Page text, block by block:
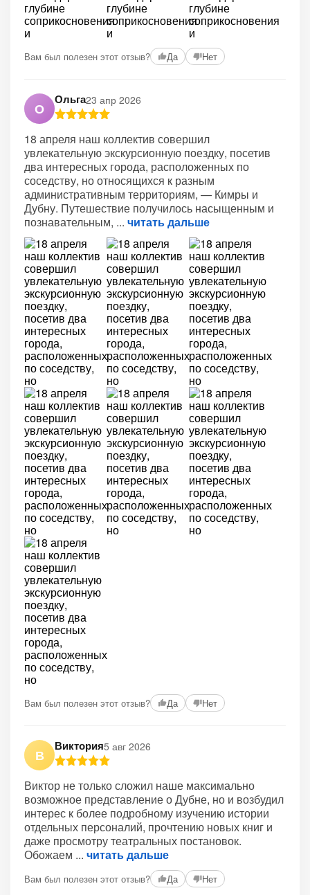
Вам был полезен этот отзыв? Да Нет
О
Ольга23 апр 2026
18 апреля наш коллектив совершил
увлекательную экскурсионную поездку, посетив
два интересных города, расположенных по
соседству, но относящихся к разным
административным территориям, — Кимры и
Дубну. Путешествие получилось насыщенным и
познавательным,
читать дальше
Вам был полезен этот отзыв? Да Нет
В
Виктория5 авг 2026
Виктор не только сложил наше максимально
возможное представление о Дубне, но и возбудил
интерес к более подробному изучению истории
отдельных персоналий, прочтению новых книг и
даже просмотру театральных постановок.
Обожаем
читать дальше
Вам был полезен этот отзыв? Да Нет